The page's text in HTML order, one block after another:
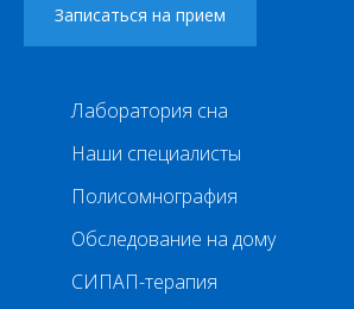
Лаборатория сна
Наши специалисты
Полисомнография
Обследование на дому
СИПАП-терапия